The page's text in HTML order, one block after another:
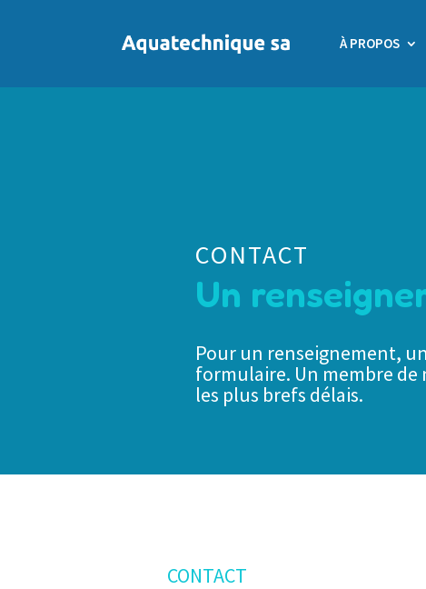
À PROPOS
CONTACT
Un
Pour un renseignement,
formulaire. Un membre de
les plus brefs délais.
CONTACT